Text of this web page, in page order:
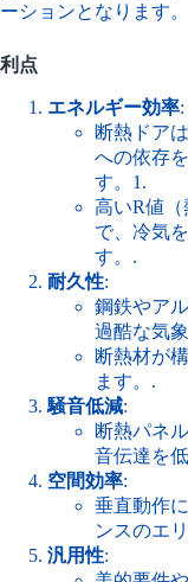
ーションとなります。
利点
エネルギー効率:
断熱ドア
への依存
す。 1 .
高いR値
で、冷気
す。.
耐久性:
鋼鉄やア
過酷な気
断熱材が
ます。.
騒音低減:
断熱パネ
音伝達を
空間効率:
垂直動作
ンスのエ
汎用性: